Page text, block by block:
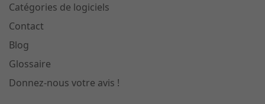
Catégories de logiciels
Contact
Blog
Glossaire
Donnez-nous votre avis !